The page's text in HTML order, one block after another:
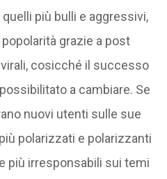
più bulli e aggressivi,
grazie a post
cosicché il successo
a cambiare. Se
nuovi utenti sulle sue
polarizzati e polarizzanti
più irresponsabili sui temi